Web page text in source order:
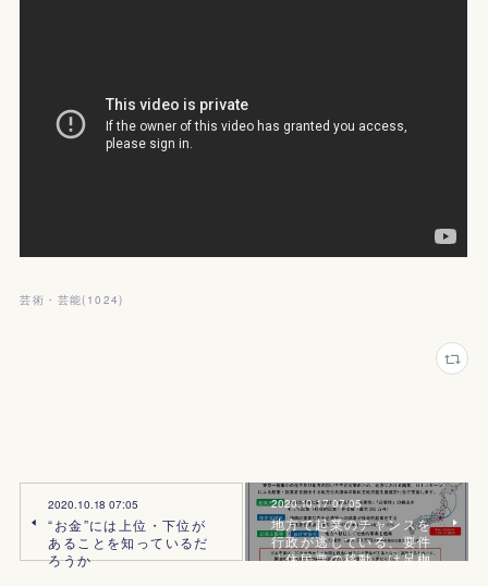
芸術・芸能( 1024)
2020.10.18 07:05
“お金”には上位・下位が
あることを知っているだ
ろうか
2020.10.17 07:05
地方で起業のチャンスを
行政が逃している、要件
「住民票の移動」は足枷